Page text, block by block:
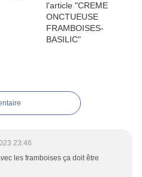
23:46
les framboises ça doit être